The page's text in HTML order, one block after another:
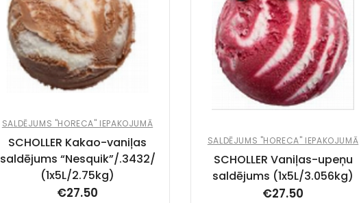
SALDĒJUMS "HORECA" IEPAKOJUMĀ
SCHOLLER Kakao-vaniļas
saldējums “Nesquik”/.3432/
(1x5L/2.75kg)
€27.50
SALDĒJUMS "HORECA" IEPAKOJUMĀ
SCHOLLER Vaniļas-upeņu
saldējums (1x5L/3.056kg)
€27.50